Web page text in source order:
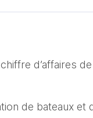
d’affaires de
de bateaux et